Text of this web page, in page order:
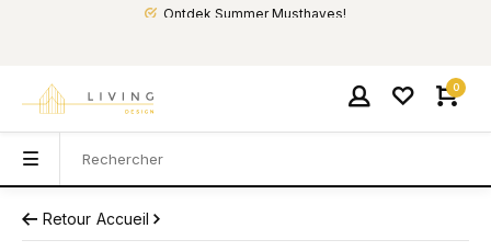
Ontdek Summer Musthaves!
0
Retour Accueil